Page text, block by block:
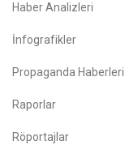
Haber Analizleri
İnfografikler
Propaganda Haberleri
Raporlar
Röportajlar